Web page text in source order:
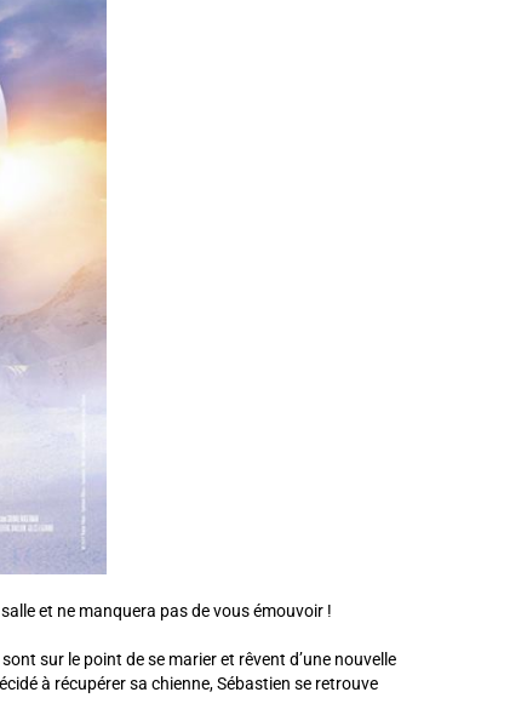
et ne manquera pas de vous émouvoir !
sur le point de se marier et rêvent d’une nouvelle
à récupérer sa chienne, Sébastien se retrouve